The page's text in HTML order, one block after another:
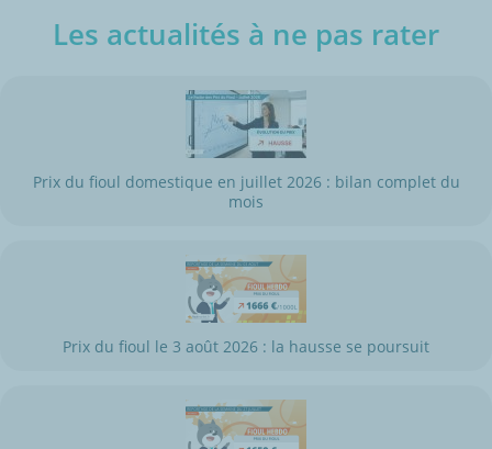
Les actualités à ne pas rater
Prix du fioul domestique en juillet 2026 : bilan complet du
mois
Prix du fioul le 3 août 2026 : la hausse se poursuit